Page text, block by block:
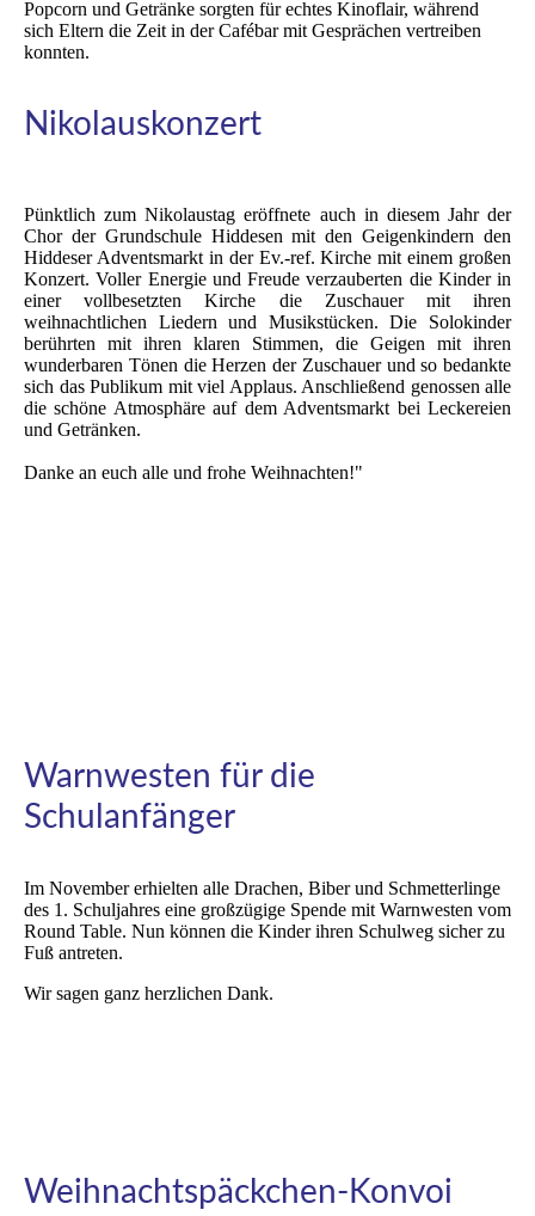
Popcorn und Getränke sorgten für echtes Kinoflair, während
sich Eltern die Zeit in der Cafébar mit Gesprächen vertreiben
konnten.
Nikolauskonzert
Pünktlich zum Nikolaustag eröffnete auch in diesem Jahr der
Chor der Grundschule Hiddesen mit den Geigenkindern den
Hiddeser Adventsmarkt in der Ev.-ref. Kirche mit einem großen
Konzert. Voller Energie und Freude verzauberten die Kinder in
einer vollbesetzten Kirche die Zuschauer mit ihren
weihnachtlichen Liedern und Musikstücken. Die Solokinder
berührten mit ihren klaren Stimmen, die Geigen mit ihren
wunderbaren Tönen die Herzen der Zuschauer und so bedankte
sich das Publikum mit viel Applaus. Anschließend genossen alle
die schöne Atmosphäre auf dem Adventsmarkt bei Leckereien
und Getränken.
Danke an euch alle und frohe Weihnachten!"
Warnwesten für die
Schulanfänger
Im November erhielten alle Drachen, Biber und Schmetterlinge
des 1. Schuljahres eine großzügige Spende mit Warnwesten vom
Round Table. Nun können die Kinder ihren Schulweg sicher zu
Fuß antreten.
Wir sagen ganz herzlichen Dank.
Weihnachtspäckchen-Konvoi